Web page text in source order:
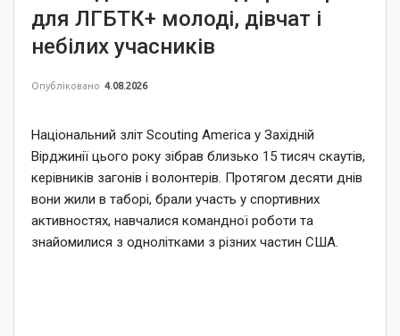
для ЛГБТК+ молоді, дівчат і
небілих учасників
Опубліковано 4.08.2026
Національний зліт Scouting America у Західній
Вірджинії цього року зібрав близько 15 тисяч скаутів,
керівників загонів і волонтерів. Протягом десяти днів
вони жили в таборі, брали участь у спортивних
активностях, навчалися командної роботи та
знайомилися з однолітками з різних частин США.